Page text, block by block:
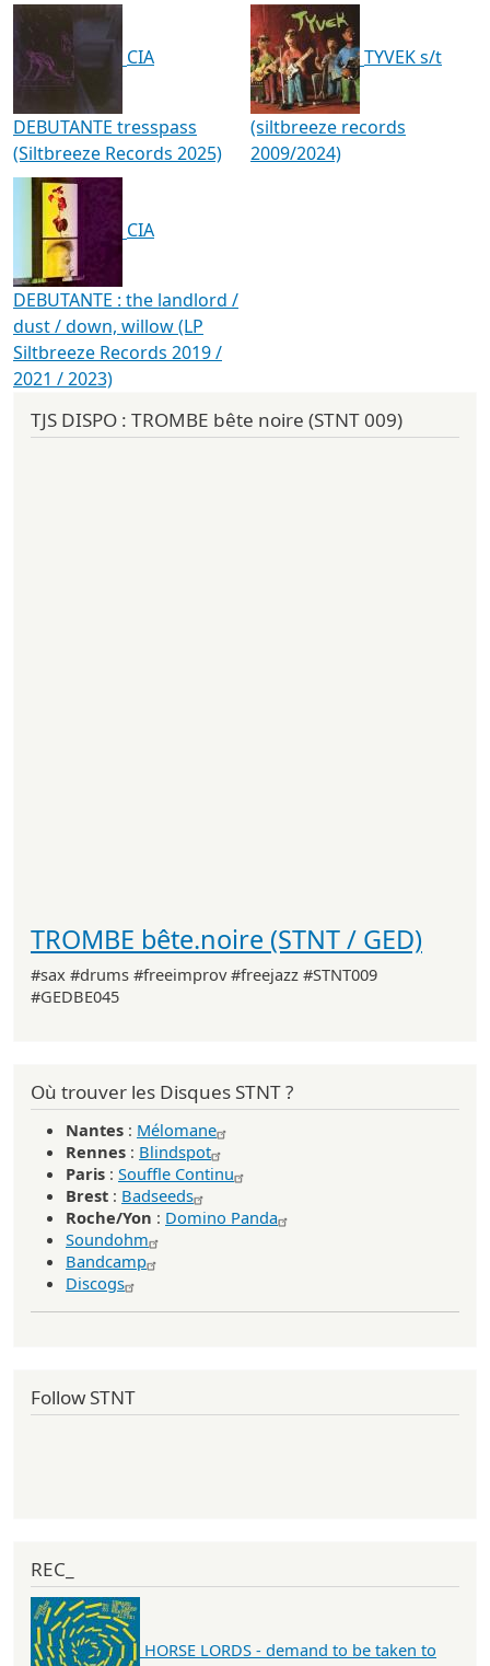
CIA
DEBUTANTE tresspass
(Siltbreeze Records 2025)
TYVEK s/t
(siltbreeze records
2009/2024)
CIA
DEBUTANTE : the landlord /
dust / down, willow (LP
Siltbreeze Records 2019 /
2021 / 2023)
TJS DISPO : TROMBE bête noire (STNT 009)
TROMBE bête.noire (STNT / GED)
#sax #drums #freeimprov #freejazz #STNT009
#GEDBE045
Où trouver les Disques STNT ?
Nantes : Mélomane
Rennes : Blindspot
Paris : Souffle Continu
Brest : Badseeds
Roche/Yon : Domino Panda
Soundohm
Bandcamp
Discogs
Follow STNT
REC_
HORSE LORDS - demand to be taken to